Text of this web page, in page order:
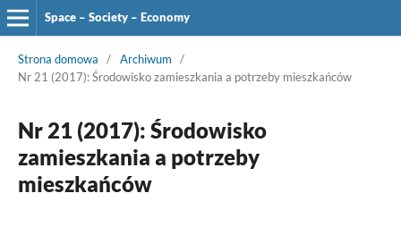
Space – Society – Economy
Strona domowa / Archiwum
/
Nr 21 (2017): Środowisko zamieszkania a potrzeby mieszkańców
Nr 21 (2017): Środowisko
zamieszkania a potrzeby
mieszkańców